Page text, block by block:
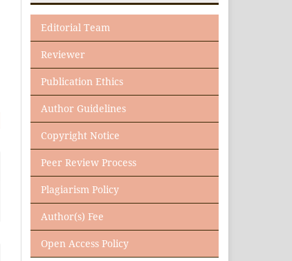
Editorial Team
Reviewer
Publication Ethics
Author Guidelines
Copyright Notice
Peer Review Process
Plagiarism Policy
Author(s) Fee
Open Access Policy